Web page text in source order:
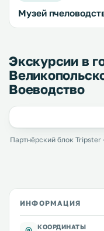
Музей
Экскурсии в
Воеводство
Партнёрский блок Tripster
ИНФОРМАЦИЯ
КООРДИНАТЫ